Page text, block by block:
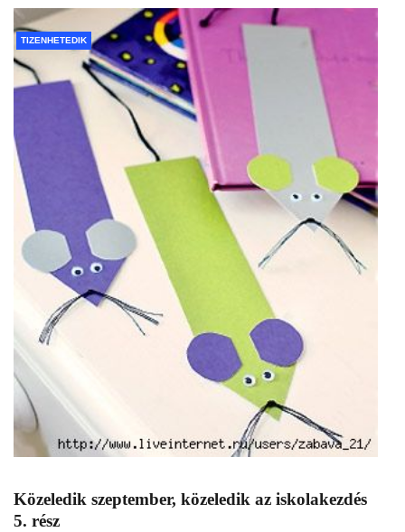
TIZENHETEDIK
Közeledik szeptember, közeledik az iskolakezdés
5. rész